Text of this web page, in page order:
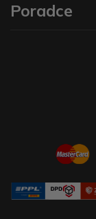
Poradce